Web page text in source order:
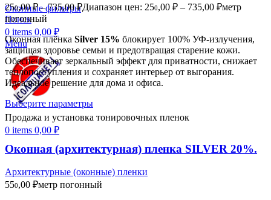
Оконные фильтры
Поиск
0 items 0,00 ₽
Menu
Продажа и установка тонировочных пленок
0 items 0,00 ₽
250,00₽ – 735,00₽Диапазон цен: 250,00 ₽ – 735,00 ₽метр
погонный
Оконная плёнка Silver 15% блокирует 100% УФ-излучения,
защищая здоровье семьи и предотвращая старение кожи.
Обеспечивает зеркальный эффект для приватности, снижает
теплопоступления и сохраняет интерьер от выгорания.
Идеальное решение для дома и офиса.
Выберите параметры
Оконная (архитектурная) пленка SILVER 20%.
Архитектурные (оконные) пленки
550,00 ₽метр погонный